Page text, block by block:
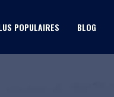
POPULAIRES BLOG